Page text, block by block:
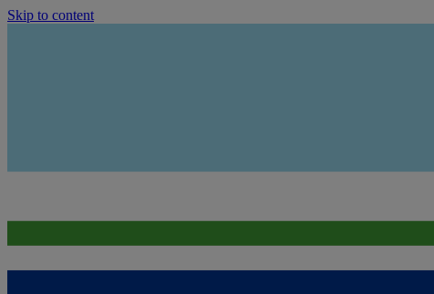
Skip to content